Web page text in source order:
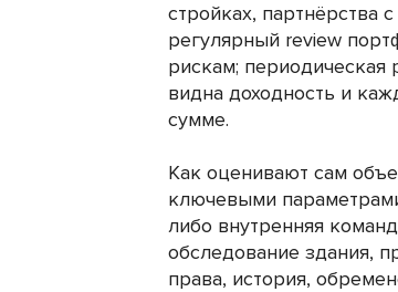
стройках, партнёрства
регулярный review
рискам; периодическая
видна доходность и
сумме.
Как оценивают сам
ключевыми
либо внутренняя
обследование здания,
права, история,